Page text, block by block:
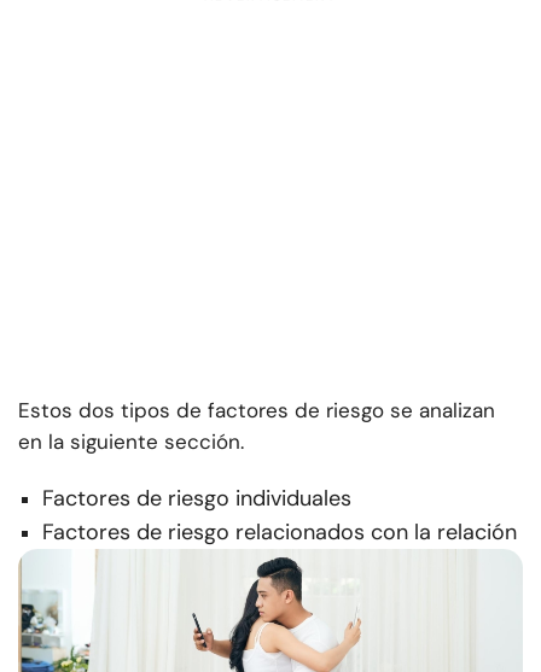
Estos dos tipos de factores de riesgo se analizan
en la siguiente sección.
Factores de riesgo individuales
Factores de riesgo relacionados con la relación